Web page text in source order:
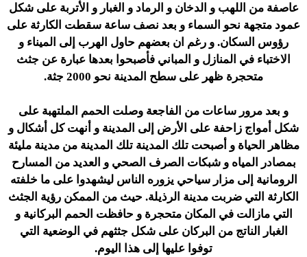
عاصفة من اللهب و الدخان و الرماد و الغبار و الأتربة على شكل
عمود متجهة نحو السماء و بعد نصف ساعة سقطت الكارثة على
رؤوس السكان. و رغم ان بعضهم حاول الهرب إلى الميناء و
الاختباء في المنازل و المباني فأصبحوا بعدها عبارة عن جثث
متحجرة ظهر على سطح المدينة نحو 2000 جثة.
و بعد مرور ساعات من الفاجعة وصلت الحمم الملتهبة على
شكل أمواج زاحفة على الأرض إلى المدينة و أنهت كل أشكال و
مظاهر الحياة و أصبحت تلك المدينة تلك المدينة من مدينة مليئة
بمصادر المياه و شبكات الصرف الصحي و العديد من المسارح
الرومانية إلى مزار سياحي يزوره الناس ليشهدوا على ما خلفته
الكارثة التي ضربت مدينة الرذيلة. حيث من الممكن رؤية الجثث
التي مازالت في المكان متحجرة و حافظت الحمم البركانية و
الغبار الناتج من البركان على شكل جثثهم في الوضعية التي
توفوا عليها إلى هذا اليوم.